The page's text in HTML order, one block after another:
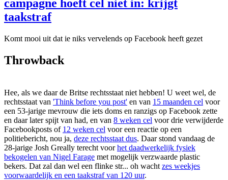
campagne hoeft cel niet in: krijgt
taakstraf
Komt mooi uit dat ie niks vervelends op Facebook heeft gezet
Throwback
Hee, als we daar de Britse rechtsstaat niet hebben! U weet wel, de
rechtsstaat van 'Think before you post' en van 15 maanden cel voor
een 53-jarige mevrouw die iets doms en ranzigs op Facebook zette
en daar later spijt van had, en van 8 weken cel voor drie verwijderde
Facebookposts of 12 weken cel voor een reactie op een
politiebericht, nou ja, deze rechtsstaat dus. Daar stond vandaag de
28-jarige Josh Greally terecht voorhet daadwerkelijk fysiek
bekogelen van Nigel Farage met mogelijk verzwaarde plastic
bekers. Dat zal dan wel een flinke str... oh wacht zes weekjes
voorwaardelijk en een taakstraf van 120 uur.